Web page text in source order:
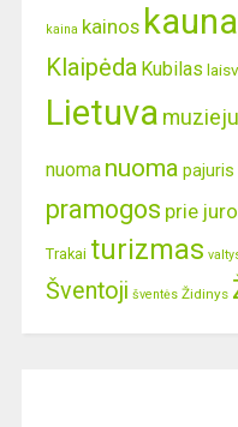
kaina kainos
Klaipėda Kubilas
Lietuva
nuoma nuoma pajuris
pramogos prie
Trakai turizmas
Šventoji šventės Židinys